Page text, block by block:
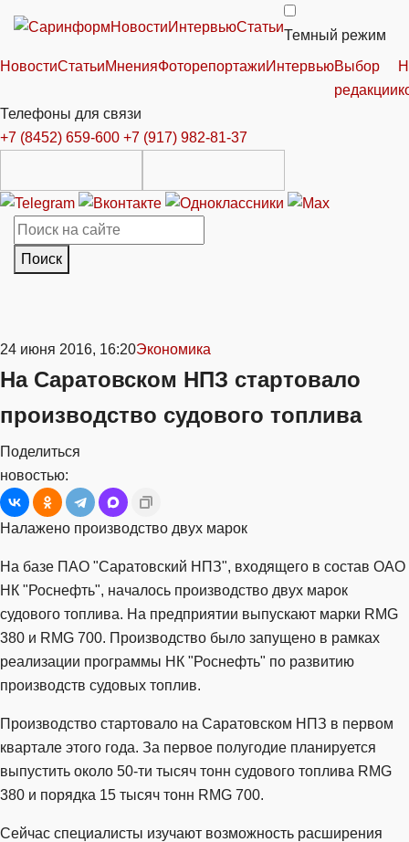
НовостиИнтервьюСтатьи
Темный режим
НовостиСтатьиМненияФоторепортажиИнтервьюВыбор
редакции
Телефоны для связи
+7 (8452) 659-600 +7 (917) 982-81-37
Поиск
24 июня 2016, 16:20Экономика
На Саратовском НПЗ стартовало
производство судового топлива
Поделиться
новостью:
Налажено производство двух марок
На базе ПАО "Саратовский НПЗ", входящего в состав ОАО
НК "Роснефть", началось производство двух марок
судового топлива. На предприятии выпускают марки RMG
380 и RMG 700. Производство было запущено в рамках
реализации программы НК "Роснефть" по развитию
производств судовых топлив.
Производство стартовало на Саратовском НПЗ в первом
квартале этого года. За первое полугодие планируется
выпустить около 50-ти тысяч тонн судового топлива RMG
380 и порядка 15 тысяч тонн RMG 700.
Сейчас специалисты изучают возможность расширения